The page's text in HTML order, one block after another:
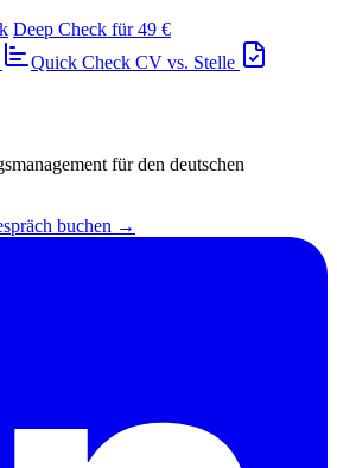
Deep Check für 49 €
Quick Check CV vs. Stelle
für den deutschen
buchen →